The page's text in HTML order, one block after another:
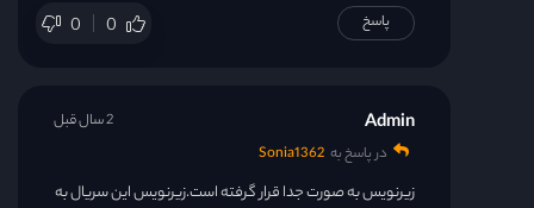
0 0 پاسخ
Admin
در پاسخ به Sonia1362
زیرنویس به صورت جدا قرار گرفته است.زیرنویس این سریال به
2 سال قبل